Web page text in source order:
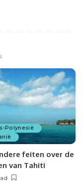
Polynesië
feiten over de
van Tahiti